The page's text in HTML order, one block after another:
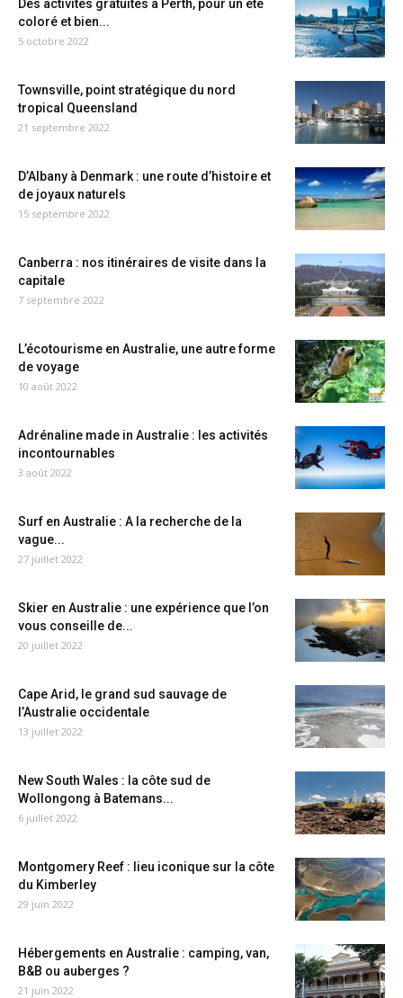
Des activités gratuites à Perth, pour un été
coloré et bien...
5 octobre 2022
Townsville, point stratégique du nord
tropical Queensland
21 septembre 2022
D’Albany à Denmark : une route d’histoire et
de joyaux naturels
15 septembre 2022
Canberra : nos itinéraires de visite dans la
capitale
7 septembre 2022
L’écotourisme en Australie, une autre forme
de voyage
10 août 2022
Adrénaline made in Australie : les activités
incontournables
3 août 2022
Surf en Australie : A la recherche de la
vague...
27 juillet 2022
Skier en Australie : une expérience que l’on
vous conseille de...
20 juillet 2022
Cape Arid, le grand sud sauvage de
l’Australie occidentale
13 juillet 2022
New South Wales : la côte sud de
Wollongong à Batemans...
6 juillet 2022
Montgomery Reef : lieu iconique sur la côte
du Kimberley
29 juin 2022
Hébergements en Australie : camping, van,
B&B ou auberges ?
21 juin 2022